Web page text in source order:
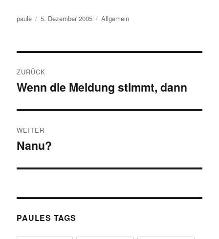
Autor
paule
Veröffentlicht
5. Dezember 2005 Kategorien
Allgemein
ZURÜCK
Vorheriger
Wenn die Meldung stimmt, dann
WEITER
Nächster
Nanu?
PAULES TAGS